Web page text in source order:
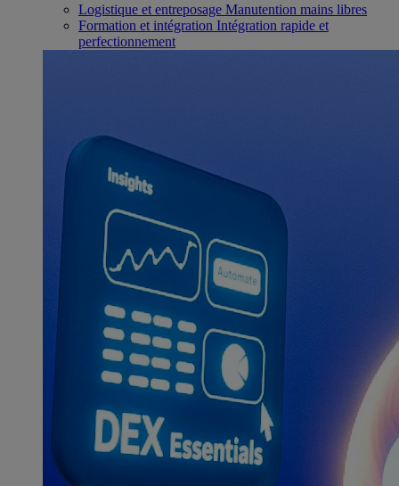
Logistique et entreposage Manutention mains libres
Formation et intégration Intégration rapide et
perfectionnement